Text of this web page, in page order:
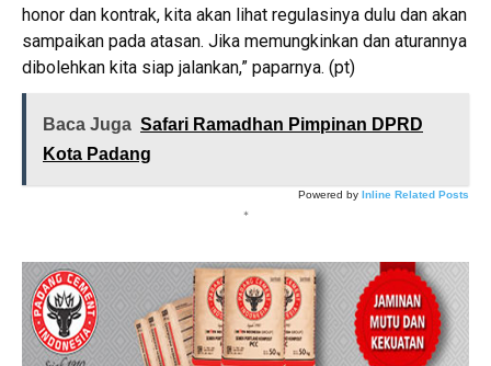
honor dan kontrak, kita akan lihat regulasinya dulu dan akan
sampaikan pada atasan. Jika memungkinkan dan aturannya
dibolehkan kita siap jalankan,” paparnya. (pt)
Baca Juga Safari Ramadhan Pimpinan DPRD
Kota Padang
Powered by Inline Related Posts
*